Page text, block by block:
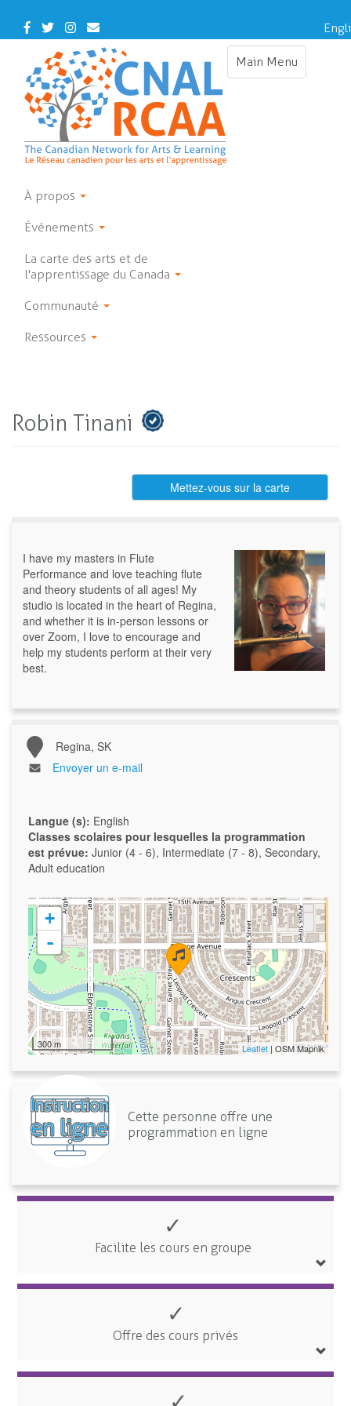
main
Facebook
TwitterInstagram
Contact
Us
Main Menu
Toggle
À propos
Événements
La carte des arts et de
l'apprentissage du Canada
Communauté
Ressources
Robin Tinani
Mettez-vous sur la carte
I have my masters in Flute
Performance and love teaching flute
and theory students of all ages! My
studio is located in the heart of Regina,
and whether it is in-person lessons or
over Zoom, I love to encourage and
help my students perform at their very
best.
Regina, SK
Envoyer un e-mail
Langue (s): English
Classes scolaires pour lesquelles la programmation
est prévue: Junior (4 - 6), Intermediate (7 - 8), Secondary,
Adult education
+
-
300 m Leaflet | OSM Mapnik
Cette personne offre une
programmation en ligne
✓
Facilite les cours en groupe
✓
Offre des cours privés